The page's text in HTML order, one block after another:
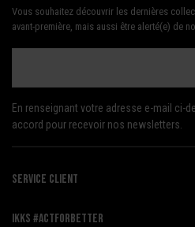
Vous souhaitez découvrir les dernières
avant-première, mais aussi être alerté(e) de
En renseignant votre adresse e-mail ci-
accord pour recevoir nos newsletters.
SERVICE CLIENT
IKKS #ACTFORBETTER